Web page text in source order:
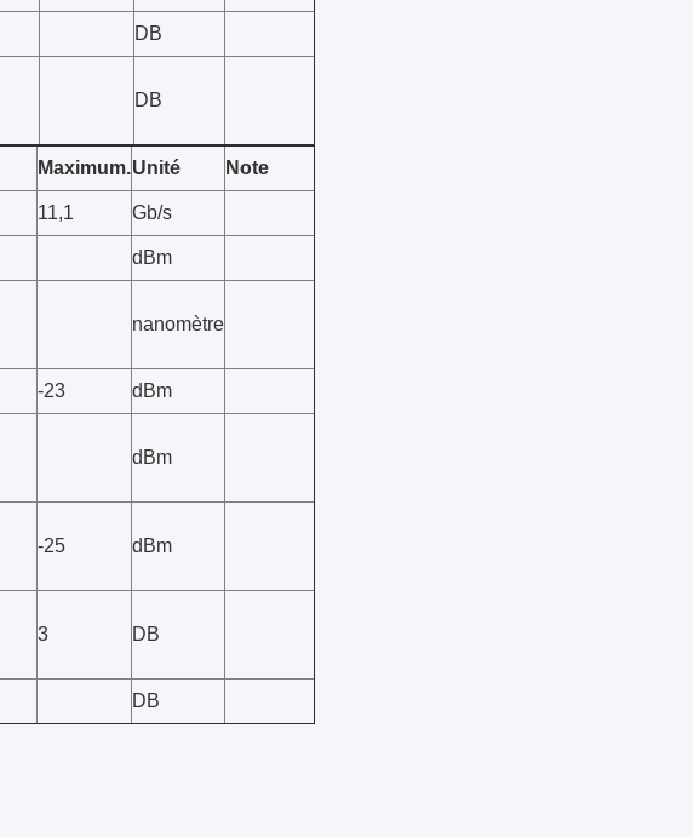
DB
DB
Maximum.Unité Note
11,1 Gb/s
dBm
nanomètre
-23 dBm
dBm
-25 dBm
3 DB
DB